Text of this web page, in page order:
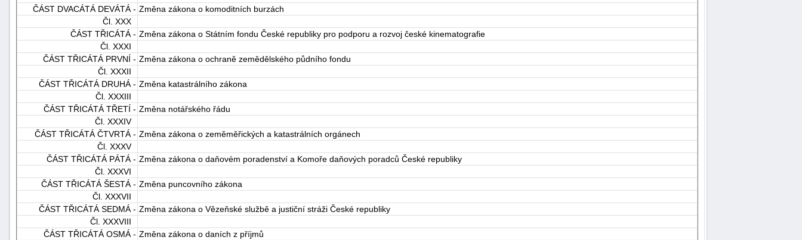
ČÁST DVACÁTÁ DEVÁTÁ - Změna zákona o komoditních burzách
Čl. XXX
ČÁST TŘICÁTÁ - Změna zákona o Státním fondu České republiky pro podporu a rozvoj české kinematografie
Čl. XXXI
ČÁST TŘICÁTÁ PRVNÍ - Změna zákona o ochraně zemědělského půdního fondu
Čl. XXXII
ČÁST TŘICÁTÁ DRUHÁ - Změna katastrálního zákona
Čl. XXXIII
ČÁST TŘICÁTÁ TŘETÍ - Změna notářského řádu
Čl. XXXIV
ČÁST TŘICÁTÁ ČTVRTÁ - Změna zákona o zeměměřických a katastrálních orgánech
Čl. XXXV
ČÁST TŘICÁTÁ PÁTÁ - Změna zákona o daňovém poradenství a Komoře daňových poradců České republiky
Čl. XXXVI
ČÁST TŘICÁTÁ ŠESTÁ - Změna puncovního zákona
Čl. XXXVII
ČÁST TŘICÁTÁ SEDMÁ - Změna zákona o Vězeňské službě a justiční stráži České republiky
Čl. XXXVIII
ČÁST TŘICÁTÁ OSMÁ - Změna zákona o daních z příjmů